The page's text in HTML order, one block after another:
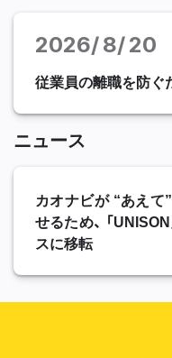
2026 8 20
従業員の離職を防ぐ
ニュース
カオナビが “あえて
せるため、 「
スに移転